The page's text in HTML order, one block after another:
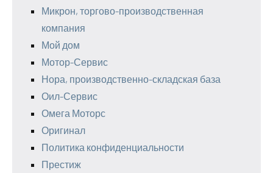
Микрон, торгово-производственная
компания
Мой дом
Мотор-Сервис
Нора, производственно-складская база
Оил-Сервис
Омега Моторс
Оригинал
Политика конфиденциальности
Престиж